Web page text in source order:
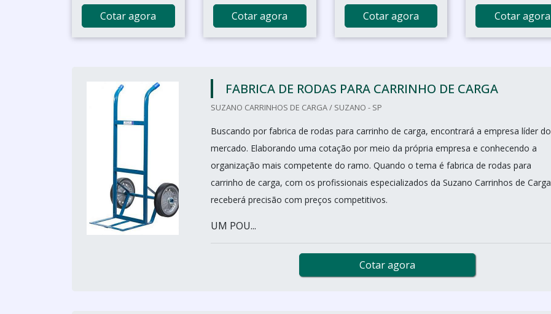
Cotar agora Cotar agora Cotar agora Cotar agora
FABRICA DE RODAS PARA CARRINHO DE CARGA
SUZANO CARRINHOS DE CARGA / SUZANO - SP
Buscando por fabrica de rodas para carrinho de carga, encontrará a empresa líder do
mercado. Elaborando uma cotação por meio da própria empresa e conhecendo a
organização mais competente do ramo. Quando o tema é fabrica de rodas para
carrinho de carga, com os profissionais especializados da Suzano Carrinhos de Carga
receberá precisão com preços competitivos.
UM POU...
Cotar agora